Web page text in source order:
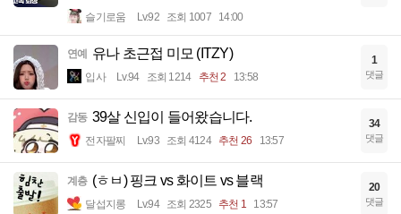
슬기로움 Lv.92 조회 1007 14:00
연예 유나 초근접 미모 (ITZY)
입사 Lv.94 조회 1214 추천 2 13:58
1
댓글
감동 39살 신입이 들어왔습니다.
전자팔찌 Lv.93 조회 4124 추천 26 13:57
34
댓글
계층 (ㅎㅂ) 핑크 vs 화이트 vs 블랙
달섭지롱 Lv.94 조회 2325 추천 1 13:57
20
댓글